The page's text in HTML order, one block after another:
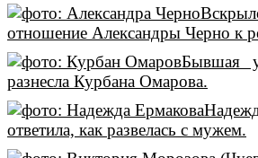
отношение Александры Черно к
Бывшая
разнесла Курбана Омарова.
ответила, как развелась с мужем.